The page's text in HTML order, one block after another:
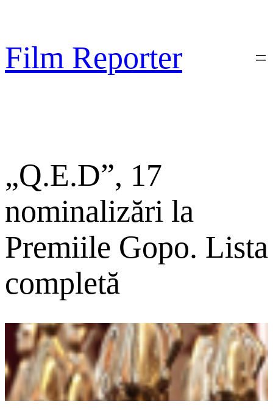
conținut
Film Reporter
„Q.E.D”, 17
nominalizări la
Premiile Gopo. Lista
completă